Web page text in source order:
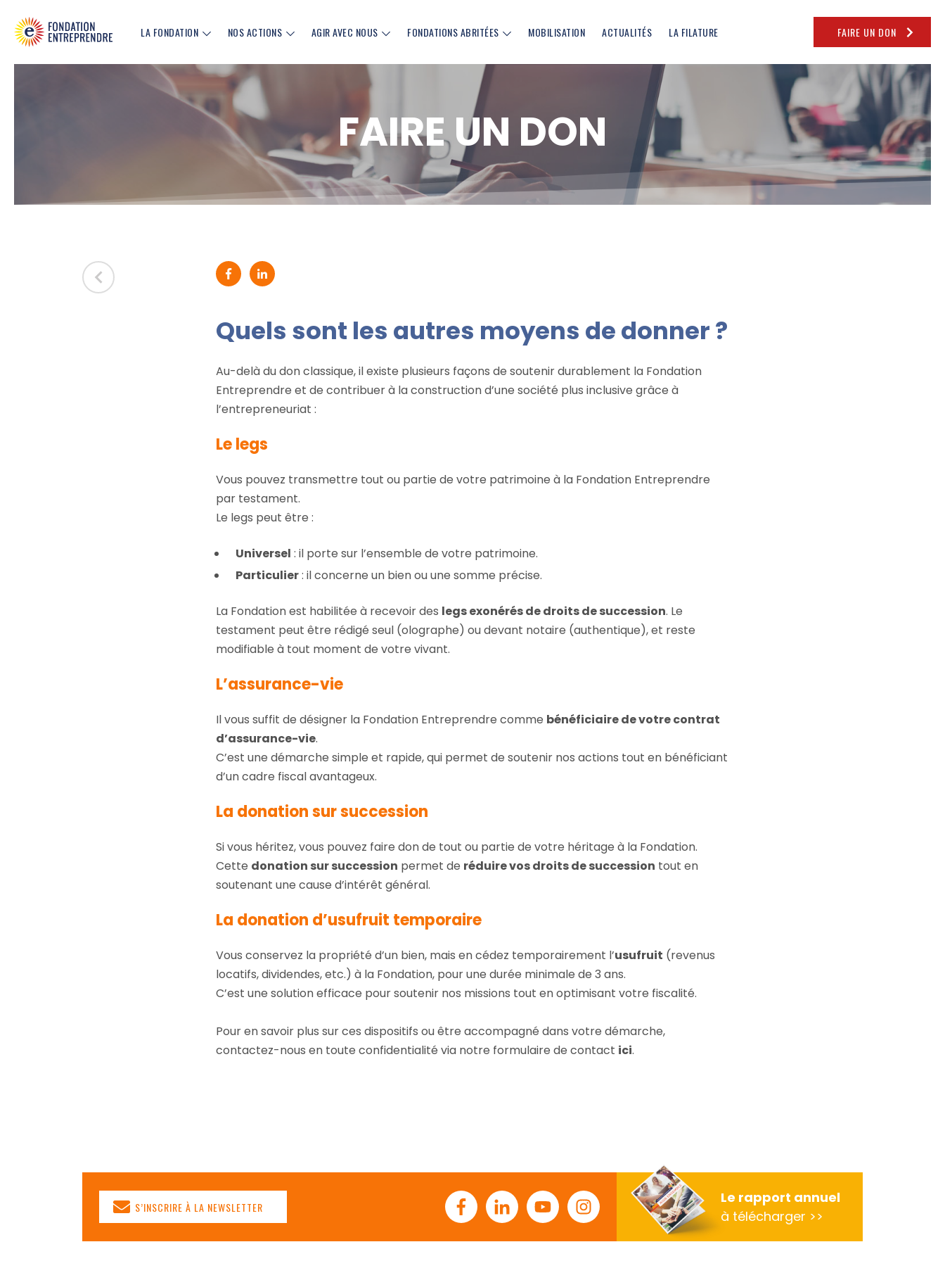
LA FONDATION NOS ACTIONS AGIR AVEC NOUS FONDATIONS ABRITÉES MOBILISATION ACTUALITÉS LA FILATURE FAIRE UN DON
FAIRE UN DON
Partager sur Facebook (nouvelle fenêtre)
Partager sur Linkedin (nouvelle fenêtre)
Quels sont les autres moyens de donner ?
Au-delà du don classique, il existe plusieurs façons de soutenir durablement la Fondation
Entreprendre et de contribuer à la construction d’une société plus inclusive grâce à
l’entrepreneuriat :
Le legs
Vous pouvez transmettre tout ou partie de votre patrimoine à la Fondation Entreprendre
par testament.
Le legs peut être :
Universel : il porte sur l’ensemble de votre patrimoine.
Particulier: il concerne un bien ou une somme précise.
La Fondation est habilitée à recevoir des legs exonérés de droits de succession. Le
testament peut être rédigé seul (olographe) ou devant notaire (authentique), et reste
modifiable à tout moment de votre vivant.
L’assurance-vie
Il vous suffit de désigner la Fondation Entreprendre comme bénéficiaire de votre contrat
d’assurance-vie.
C’est une démarche simple et rapide, qui permet de soutenir nos actions tout en bénéficiant
d’un cadre fiscal avantageux.
La donation sur succession
Si vous héritez, vous pouvez faire don de tout ou partie de votre héritage à la Fondation.
Cette donation sur succession permet de réduire vos droits de succession tout en
soutenant une cause d’intérêt général.
La donation d’usufruit temporaire
Vous conservez la propriété d’un bien, mais en cédez temporairement l’usufruit (revenus
locatifs, dividendes, etc.) à la Fondation, pour une durée minimale de 3 ans.
C’est une solution efficace pour soutenir nos missions tout en optimisant votre fiscalité.
Pour en savoir plus sur ces dispositifs ou être accompagné dans votre démarche,
contactez-nous en toute confidentialité via notre formulaire de contact ici.
S’INSCRIRE À LA NEWSLETTER FacebookLinkedinYoutubeInstagram
Le rapport annuel
à télécharger >>